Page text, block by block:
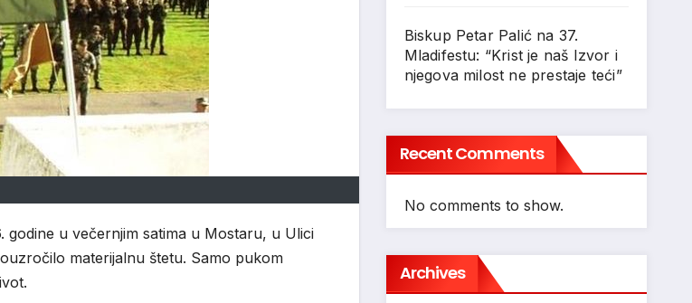
u večernjim satima u Mostaru, u Ulici
materijalnu štetu. Samo pukom
Biskup Petar Palić na 37.
Mladifestu: “Krist je naš Izvor i
njegova milost ne prestaje teći”
Recent Comments
No comments to show.
Archives